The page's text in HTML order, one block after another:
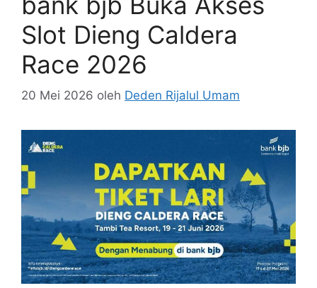
Slot Dieng Caldera
Race 2026
20 Mei 2026 oleh Deden Rijalul Umam